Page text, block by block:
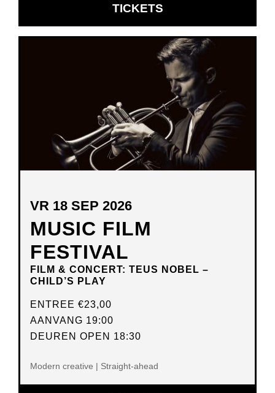
TICKETSOPENT
IN
NIEUW
VENSTER
MUSIC FILM
FESTIVAL
FILM & CONCERT: TEUS NOBEL –
CHILD’S PLAY
VR 18 SEP 2026
ENTREE €23,00
AANVANG 19:00
DEUREN OPEN 18:30
Modern creative | Straight-ahead